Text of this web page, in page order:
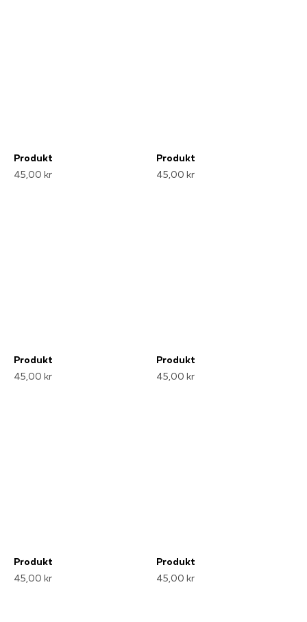
Produkt
45,00 kr
Produkt
45,00 kr
Produkt
45,00 kr
Produkt
45,00 kr
Produkt
45,00 kr
Produkt
45,00 kr